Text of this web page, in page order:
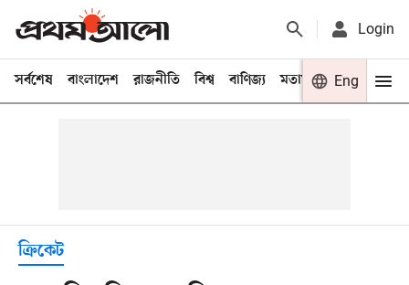
Login
সর্বশেষ বাংলাদেশ রাজনীতি বিশ্ব বাণিজ্য মতামত খেলা
Eng
ক্রিকেট